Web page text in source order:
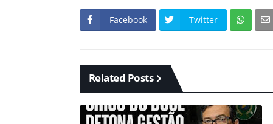
Facebook Twitter
Related Posts